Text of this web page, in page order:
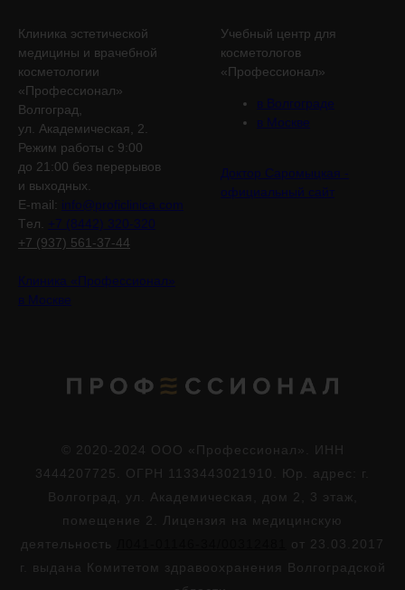
Клиника эстетической
медицины и врачебной
косметологии
«Профессионал»
Волгоград,
ул. Академическая, 2.
Режим работы с 9:00
до 21:00 без перерывов
и выходных.
E-mail: info@proficlinica.com
Tел. +7 (8442) 320-320
+7 (937) 561-37-44
Клиника «Профессионал»
в Москве
Учебный центр для
косметологов
«Профессионал»
в Волгограде
в Москве
Доктор Саромыцкая -
официальный сайт
© 2020-2024 ООО «Профессионал». ИНН
3444207725. ОГРН 1133443021910. Юр. адрес: г.
Волгоград, ул. Академическая, дом 2, 3 этаж,
помещение 2. Лицензия на медицинскую
деятельность
от 23.03.2017
г. выдана Комитетом здравоохранения Волгоградской